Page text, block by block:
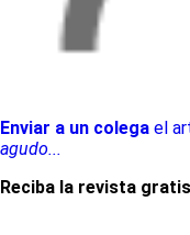
Enviar a un colega el
agudo...
Reciba la revista